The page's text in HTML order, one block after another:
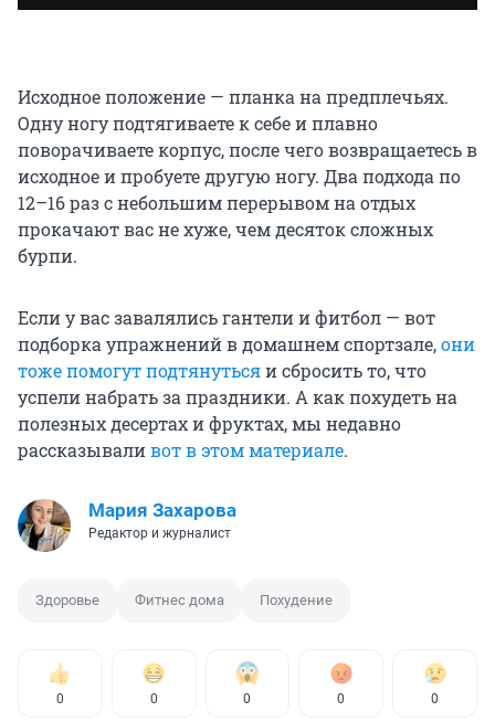
Исходное положение — планка на предплечьях.
Одну ногу подтягиваете к себе и плавно
поворачиваете корпус, после чего возвращаетесь в
исходное и пробуете другую ногу. Два подхода по
12–16 раз с небольшим перерывом на отдых
прокачают вас не хуже, чем десяток сложных
бурпи.
Если у вас завалялись гантели и фитбол — вот
подборка упражнений в домашнем спортзале,они
тоже помогут подтянутьсяи сбросить то, что
успели набрать за праздники. А как похудеть на
полезных десертах и фруктах, мы недавно
рассказываливот в этом материале.
Мария Захарова
Редактор и журналист
Здоровье Фитнес дома Похудение
0 0 0 0 0